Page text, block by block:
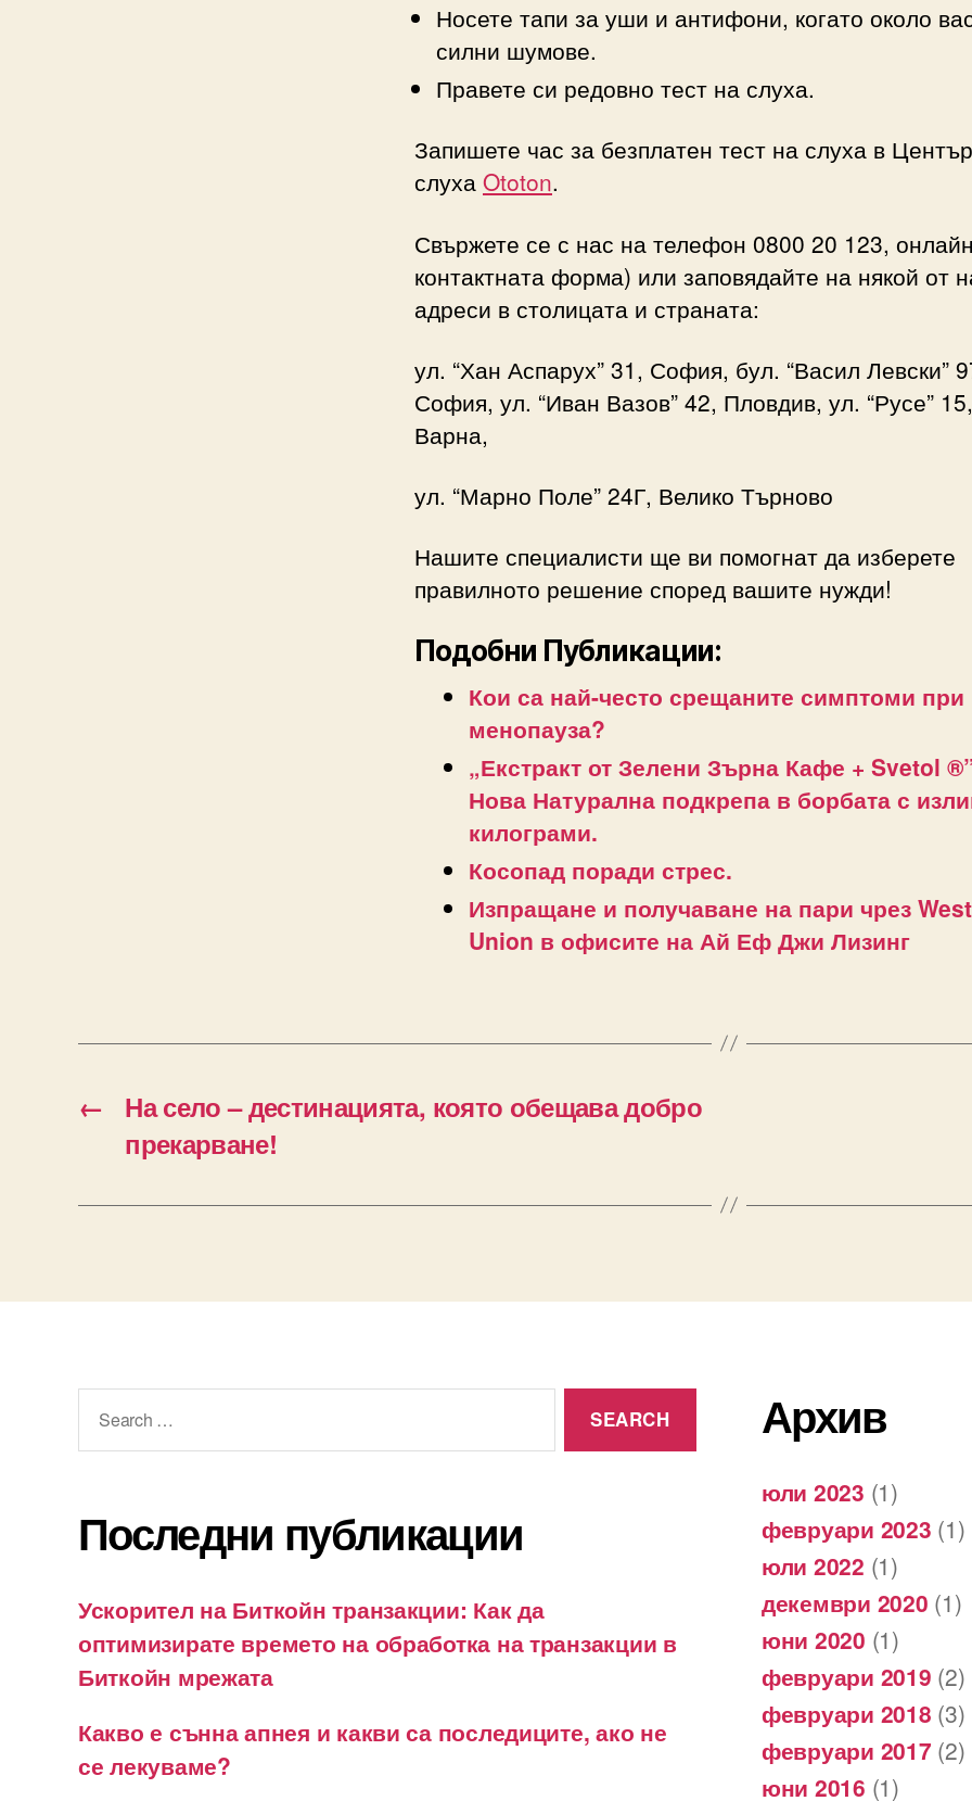
Носете тапи за уши и антифони, когато около
силни шумове.
Правете си редовно тест на слуха.
Запишете час за безплатен тест на слуха в
слуха Ototon.
Свържете се с нас на телефон 0800 20 123,
контактната форма) или заповядайте на някой от
адреси в столицата и страната:
ул. “Хан Аспарух” 31, София, бул. “Васил Левски”
София, ул. “Иван Вазов” 42, Пловдив, ул. “Русе” 15,
Варна,
ул. “Марно Поле” 24Г, Велико Търново
Нашите специалисти ще ви помогнат да изберете
правилното решение според вашите нужди!
Подобни Публикации:
Кои са най-често срещаните симптоми при
менопауза?
„Екстракт от Зелени Зърна Кафе + Svetol
Нова Натурална подкрепа в борбата с
килограми.
Косопад поради стрес.
Изпращане и получаване на пари чрез
Union в офисите на Ай Еф Джи Лизинг
←
На село – дестинацията, която обещава добро
прекарване!
for:
Последни публикации
Ускорител на Биткойн транзакции: Как да
оптимизирате времето на обработка на транзакции в
Биткойн мрежата
Какво е сънна апнея и какви са последиците, ако не
се лекуваме?
Архив
юли 2023 (1)
февруари 2023 (1)
юли 2022 (1)
декември 2020 (1)
юни 2020 (1)
февруари 2019 (2)
февруари 2018 (3)
февруари 2017 (2)
юни 2016 (1)